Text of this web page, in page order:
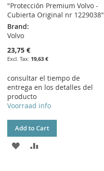
"Protección Premium Volvo -
Cubierta Original nr 1229038"
Brand:
Volvo
23,75 €
19,63 €
consultar el tiempo de
entrega en los detalles del
producto
Voorraad info
Add to Cart
ADD